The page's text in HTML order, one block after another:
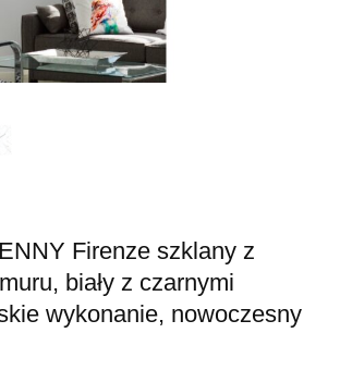
Firenze szklany z
biały z czarnymi
wykonanie, nowoczesny